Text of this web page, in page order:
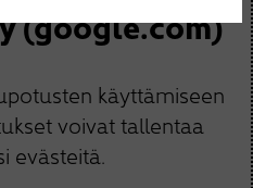
(google.com)
käyttämiseen
voivat tallentaa
evästeitä.